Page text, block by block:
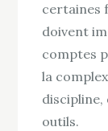
certaines
doivent
comptes
la
discipline,
outils.